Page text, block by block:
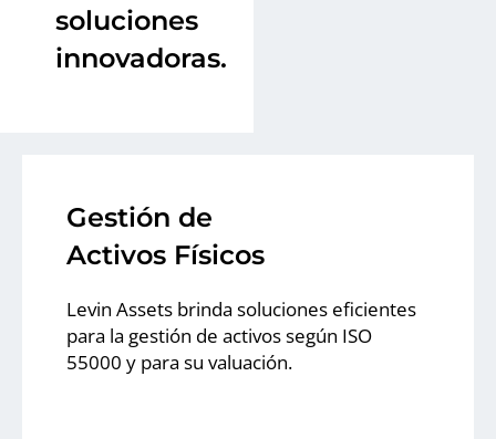
soluciones
innovadoras.
Gestión de
Activos Físicos
Levin Assets brinda soluciones eficientes
para la gestión de activos según ISO
55000 y para su valuación.